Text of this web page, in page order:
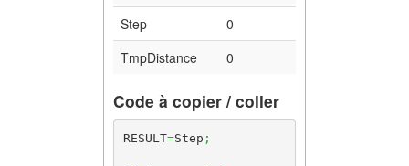
Step
0
TmpDistance
0
Code à copier / coller
RESULT=Step ;